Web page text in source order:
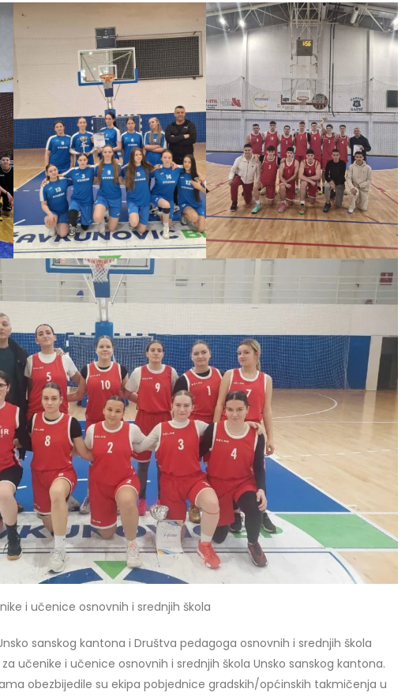
i učenice osnovnih i srednjih škola
sanskog kantona i Društva pedagoga osnovnih i srednjih škola
učenike i učenice osnovnih i srednjih škola Unsko sanskog kantona.
obezbijedile su ekipa pobjednice gradskih/općinskih takmičenja u